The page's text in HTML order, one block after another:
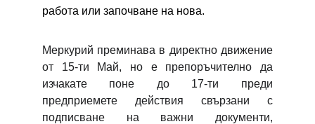
работа или започване на нова.
Меркурий преминава в директно движение
от 15-ти Май, но е препоръчително да
изчакате поне до 17-ти преди
предприемете действия свързани с
подписване на важни документи,